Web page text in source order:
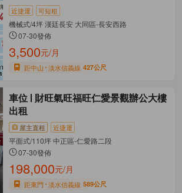
近捷運 可短租
機械式/4坪 漢廷長安 大同區-長安西路
07-30發佈
3,500元/月
距中山 淡水信義線 427公尺
車位
財旺氣旺福旺仁愛景觀辦公大樓
出租
屋主直租 近捷運
平面式/110坪 中正區-仁愛路二段
07-30發佈
198,000元/月
距東門 淡水信義線 589公尺